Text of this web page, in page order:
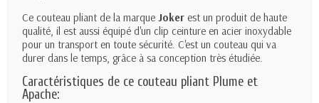
Ce couteau pliant de la marque Joker est un produit de haute
qualité, il est aussi équipé d'un clip ceinture en acier inoxydable
pour un transport en toute sécurité. C'est un couteau qui va
durer dans le temps, grâce à sa conception très étudiée.
Caractéristiques de ce couteau pliant Plume et
Apache: